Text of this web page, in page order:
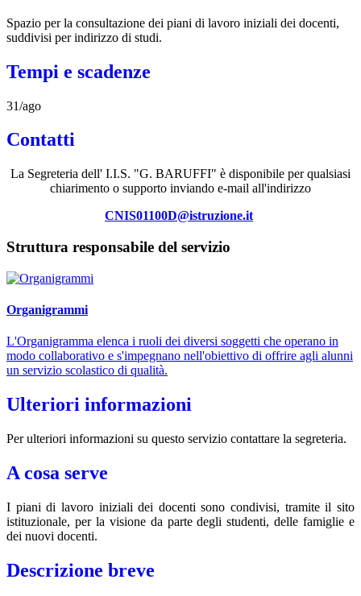
Spazio per la consultazione dei piani di lavoro iniziali dei docenti,
suddivisi per indirizzo di studi.
Tempi e scadenze
31/ago
Contatti
La Segreteria dell' I.I.S. "G. BARUFFI" è disponibile per qualsiasi
chiarimento o supporto inviando e-mail all'indirizzo
CNIS01100D@istruzione.it
Struttura responsabile del servizio
Organigrammi
L'Organigramma elenca i ruoli dei diversi soggetti che operano in
modo collaborativo e s'impegnano nell'obiettivo di offrire agli alunni
un servizio scolastico di qualità.
Ulteriori informazioni
Per ulteriori informazioni su questo servizio contattare la segreteria.
A cosa serve
I piani di lavoro iniziali dei docenti sono condivisi, tramite il sito
istituzionale, per la visione da parte degli studenti, delle famiglie e
dei nuovi docenti.
Descrizione breve